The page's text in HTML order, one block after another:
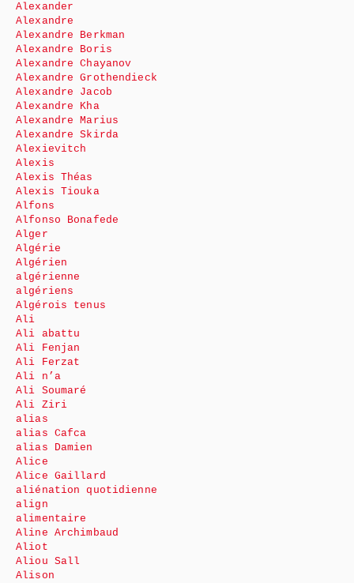
Alexander
Alexandre
Alexandre Berkman
Alexandre Boris
Alexandre Chayanov
Alexandre Grothendieck
Alexandre Jacob
Alexandre Kha
Alexandre Marius
Alexandre Skirda
Alexievitch
Alexis
Alexis Théas
Alexis Tiouka
Alfons
Alfonso Bonafede
Alger
Algérie
Algérien
algérienne
algériens
Algérois tenus
Ali
Ali abattu
Ali Fenjan
Ali Ferzat
Ali n’a
Ali Soumaré
Ali Ziri
alias
alias Cafca
alias Damien
Alice
Alice Gaillard
aliénation quotidienne
align
alimentaire
Aline Archimbaud
Aliot
Aliou Sall
Alison